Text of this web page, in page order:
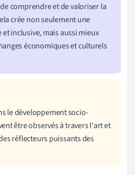
comprendre et de valoriser la
crée non seulement une
inclusive, mais aussi mieux
économiques et culturels
le développement socio-
être observés à travers l'art et
réflecteurs puissants des